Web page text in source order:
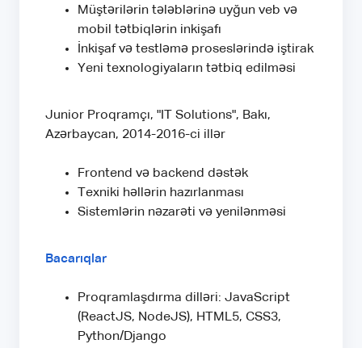
Müştərilərin tələblərinə uyğun veb və
mobil tətbiqlərin inkişafı
İnkişaf və testləmə proseslərində iştirak
Yeni texnologiyaların tətbiq edilməsi
Junior Proqramçı, "IT Solutions", Bakı,
Azərbaycan, 2014-2016-ci illər
Frontend və backend dəstək
Texniki həllərin hazırlanması
Sistemlərin nəzarəti və yenilənməsi
Bacarıqlar
Proqramlaşdırma dilləri: JavaScript
(ReactJS, NodeJS), HTML5, CSS3,
Python/Django